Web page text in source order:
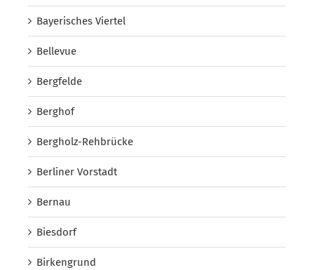
Bayerisches Viertel
Bellevue
Bergfelde
Berghof
Bergholz-Rehbrücke
Berliner Vorstadt
Bernau
Biesdorf
Birkengrund